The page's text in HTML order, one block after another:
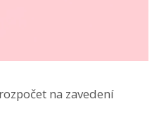
na zavedení